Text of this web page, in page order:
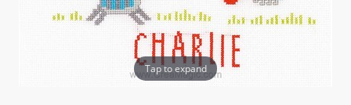
Tap to expand